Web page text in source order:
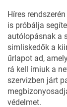
Híres
is próbálja
autólopásnak a
simliskedők a
űrlapot ad,
rá kell írniuk a
szervizben járt
védelmet.